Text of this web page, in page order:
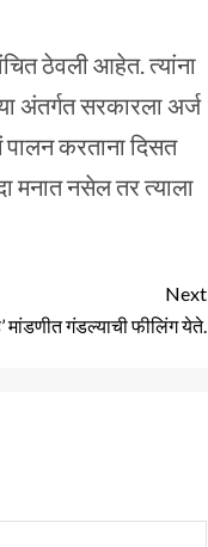
ठेवली आहेत. त्यांना
अंतर्गत सरकारला अर्ज
पालन करताना दिसत
मनात नसेल तर त्याला
Next
मांडणीत गंडल्याची फीलिंग येते.